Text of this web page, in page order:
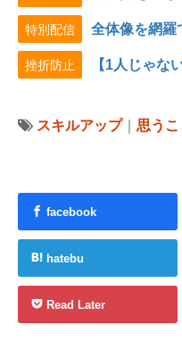
特別配信 全体像を網羅
挫折防止 【1人じゃな
スキルアップ｜ 思うこ
facebook
hatebu
Read Later